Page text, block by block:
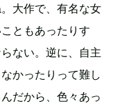
大作で、有名な女
ともあったりす
ない。逆に、自主
かったりって難し
だから、色々あっ